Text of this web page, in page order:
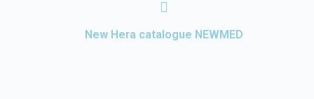
New Hera catalogue NEWMED